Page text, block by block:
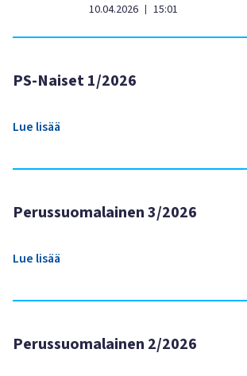
10.04.2026 | 15:01
PS-Naiset 1/2026
Lue lisää
Perussuomalainen 3/2026
Lue lisää
Perussuomalainen 2/2026